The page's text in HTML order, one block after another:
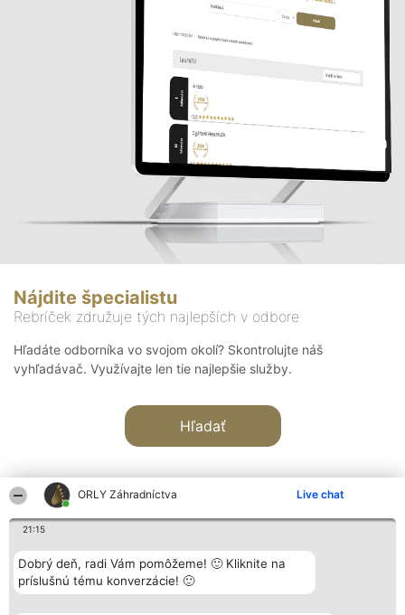
ORLY Záhradníctva Live chat
21:15
Dobrý deň, radi Vám pomôžeme! 🙂 Kliknite na
príslušnú tému konverzácie! 🙂
Nájdite špecialistu
Rebríček združuje tých najlepších v odbore
Hľadáte odborníka vo svojom okolí? Skontrolujte náš
vyhľadávač. Využívajte len tie najlepšie služby.
Hľadať
Organizátor hodnotenia
Bright Side Solutions sp. z o.
o. sp. k.
Wrocław 50-079
Hodnotenie
Laureáti
Lista
Laureatów
Kontakt
Kontakt